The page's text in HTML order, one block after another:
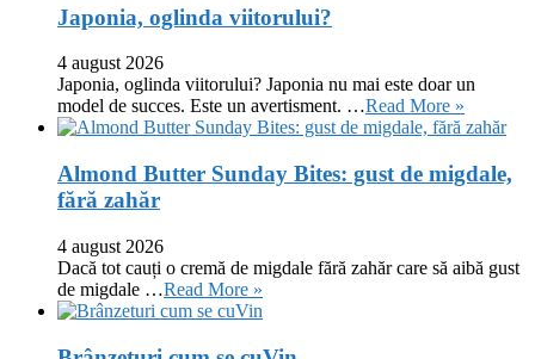
Japonia, oglinda viitorului?
4 august 2026
Japonia, oglinda viitorului? Japonia nu mai este doar un
model de succes. Este un avertisment. …Read More »
Almond Butter Sunday Bites: gust de migdale,
fără zahăr
4 august 2026
Dacă tot cauți o cremă de migdale fără zahăr care să aibă gust
de migdale …Read More »